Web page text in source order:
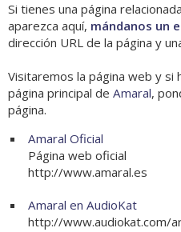
Si tienes una página
aparezca aquí, mándanos un
dirección URL de la página y
Visitaremos la página web y si
página principal de Amaral,
página.
Amaral Oficial
Página web oficial
http://www.amaral.es
Amaral en AudioKat
http://www.audiokat.com/